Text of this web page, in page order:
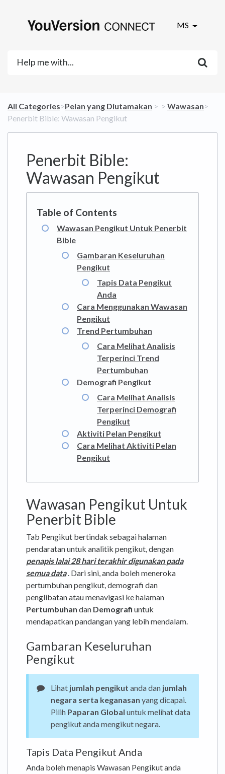
MS
All Categories​>​​Pelan yang Diutamakan ​ > ​ ​ > ​ ​Wawasan​>​
Penerbit Bible: Wawasan Pengikut
Penerbit Bible:
Wawasan Pengikut
Wawasan Pengikut Untuk Penerbit
Bible
Gambaran Keseluruhan
Pengikut
Tapis Data Pengikut
Anda
Cara Menggunakan Wawasan
Pengikut
Trend Pertumbuhan
Cara Melihat Analisis
Terperinci Trend
Pertumbuhan
Demografi Pengikut
Cara Melihat Analisis
Terperinci Demografi
Pengikut
Aktiviti Pelan Pengikut
Cara Melihat Aktiviti Pelan
Pengikut
Wawasan Pengikut Untuk
Penerbit Bible
Tab Pengikut bertindak sebagai halaman
pendaratan untuk analitik pengikut, dengan
penapis lalai 28 hari terakhir digunakan pada
semua data. Dari sini, anda boleh meneroka
pertumbuhan pengikut, demografi dan
penglibatan atau menavigasi ke halaman
Pertumbuhan dan Demografi untuk
mendapatkan pandangan yang lebih mendalam.
Gambaran Keseluruhan
Pengikut
Lihat jumlah pengikut anda dan jumlah
negara serta keganasan yang dicapai.
Pilih Paparan Global untuk melihat data
pengikut anda mengikut negara.
Tapis Data Pengikut Anda
Anda boleh menapis Wawasan Pengikut anda